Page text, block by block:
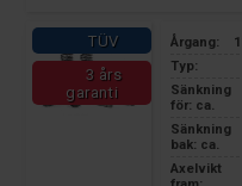
TÜV
3 års
garanti
Årgang:
Typ:
Sänkning
för: ca.
Sänkning
bak: ca.
Axelvikt